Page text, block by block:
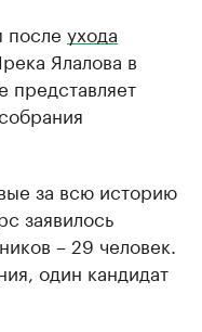
после ухода
Ялалова в
представляет
за всю историю
заявилось
– 29 человек.
один кандидат